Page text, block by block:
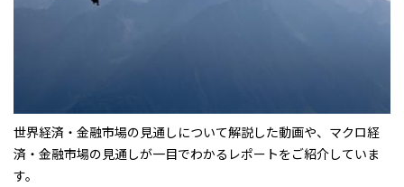
世界経済・金融市場の見通しについて解説した動画や、マクロ経
済・金融市場の見通しが一目でわかるレポートをご紹介していま
す。